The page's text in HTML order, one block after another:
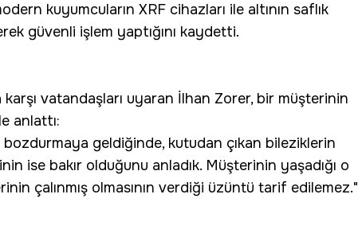
kuyumcuların XRF cihazları ile altının saflık
güvenli işlem yaptığını kaydetti.
vatandaşları uyaran İlhan Zorer, bir müşterinin
anlattı:
bozdurmaya geldiğinde, kutudan çıkan bileziklerin
ise bakır olduğunu anladık. Müşterinin yaşadığı o
çalınmış olmasının verdiği üzüntü tarif edilemez."